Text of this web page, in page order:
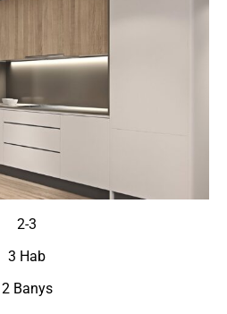
2-3
3 Hab
2 Banys